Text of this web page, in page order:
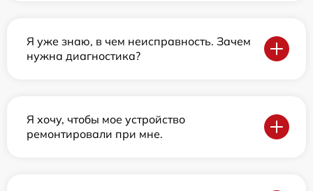
Я уже знаю, в чем неисправность. Зачем
нужна диагностика?
Я хочу, чтобы мое устройство
ремонтировали при мне.